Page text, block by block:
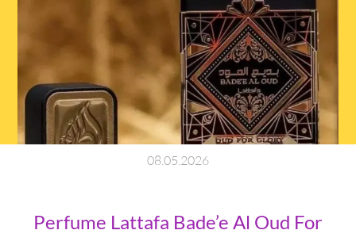
0805 2026
Perfume Lattafa Bade’e Al Oud For